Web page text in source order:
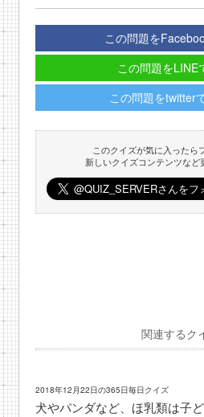
この問題を
この問題をLINE
この問題をtwitter
このクイズが気に入ったら
新しいクイズコンテンツな
関連するク
2018年12月22日の365日毎日クイズ
犬やパンダなど、ほ乳類は子